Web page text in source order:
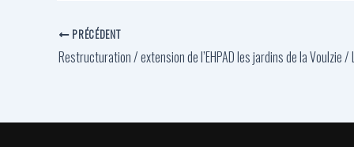
PRÉCÉDENT